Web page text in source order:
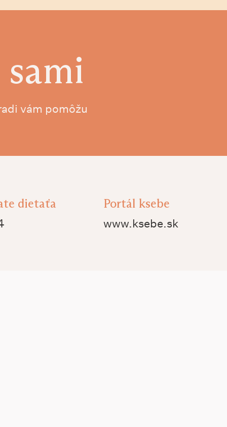
vám pomôžu
dietaťa
Portál ksebe
www.ksebe.sk